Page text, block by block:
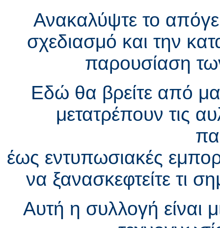
Ανακαλύψτε το
σχεδιασμό και την
παρουσίαση
Εδώ θα βρείτε από
μετατρέπουν τις
έως εντυπωσιακές
να ξανασκεφτείτε τι
Αυτή η συλλογή είναι